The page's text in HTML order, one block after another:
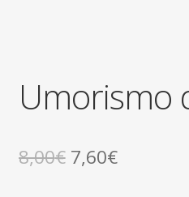
Umorismo
8,00€ Il
7,60€Il